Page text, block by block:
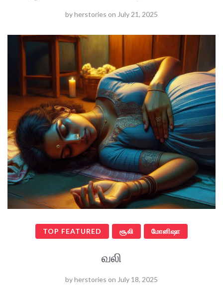
byherstories on July 21, 2025
TOP FEATURED சூலி மோனிஷா
வலி
byherstories on July 18, 2025